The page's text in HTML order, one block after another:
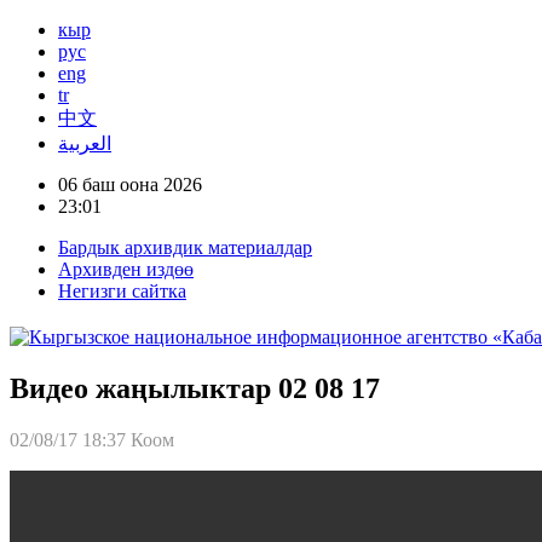
кыр
рус
eng
tr
中文
العربية
06 баш оона 2026
23:01
Бардык архивдик материалдар
Архивден издөө
Негизги сайтка
Видео жаңылыктар 02 08 17
02/08/17 18:37 Коом